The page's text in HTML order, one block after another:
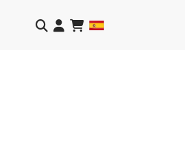
Identifícate